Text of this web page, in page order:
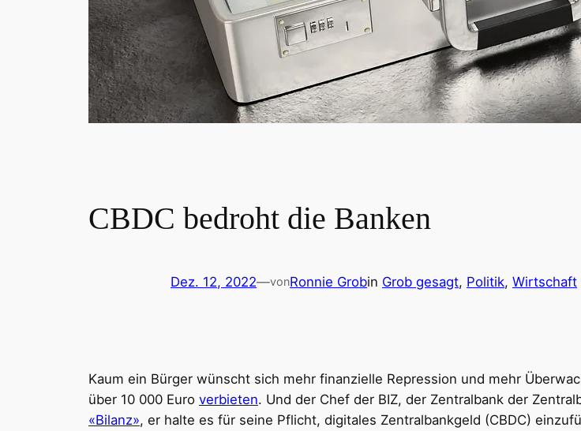
CBDC bedroht die Banken
Dez. 12, 2022—vonRonnie Grobin Grob gesagt, Politik, Wirtschaft
Kaum ein Bürger wünscht sich mehr finanzielle Repression und mehr
über 10 000 Euro verbieten. Und der Chef der BIZ, der Zentralbank der
«Bilanz», er halte es für seine Pflicht, digitales Zentralbankgeld (CBDC)